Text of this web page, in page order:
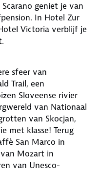
geniet je van
In Hotel Zur
Victoria verblijf je
sfeer van
Trail, een
Sloveense rivier
van Nationaal
van Skocjan,
met klasse! Terug
San Marco in
Mozart in
van Unesco-